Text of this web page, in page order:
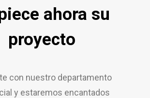
ahora su
proyecto
con nuestro departamento
y estaremos encantados